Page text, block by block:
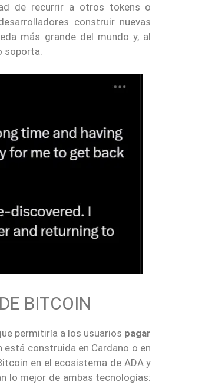
de recurrir a otros tokens o
construir nuevas
más grande del mundo y, al
soporta.
BITCOIN
permitiría a los usuarios pagar
construida en Cardano o en
en el ecosistema de ADA y
lo mejor de ambas tecnologías: